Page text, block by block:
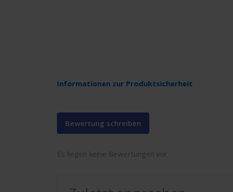
Informationen zur Produktsicherheit
Bewertung schreiben
Es liegen keine Bewertungen vor